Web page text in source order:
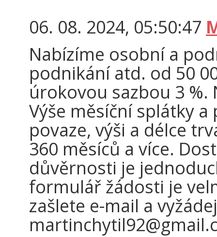
06. 08. 2024, 05:50:47
Nabízíme osobní a
podnikání atd. od 50
úrokovou sazbou 3
Výše měsíční splátky
povaze, výši a délce
360 měsíců a více.
důvěrnosti je
formulář žádosti je
zašlete e-mail a